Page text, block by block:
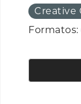
Creative
Formatos: